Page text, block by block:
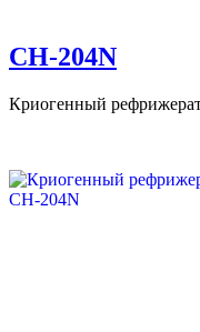
CH-204N
Криогенный